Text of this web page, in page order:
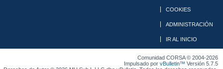
COOKIES
ADMINISTRACIÓN
IR AL INICIO
Comunidad CORSA © 2004-2026
Impulsado por vBulletin™ Versión 5.7.5